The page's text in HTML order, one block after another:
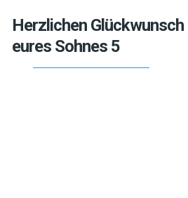
Herzlichen
eures Sohnes 5